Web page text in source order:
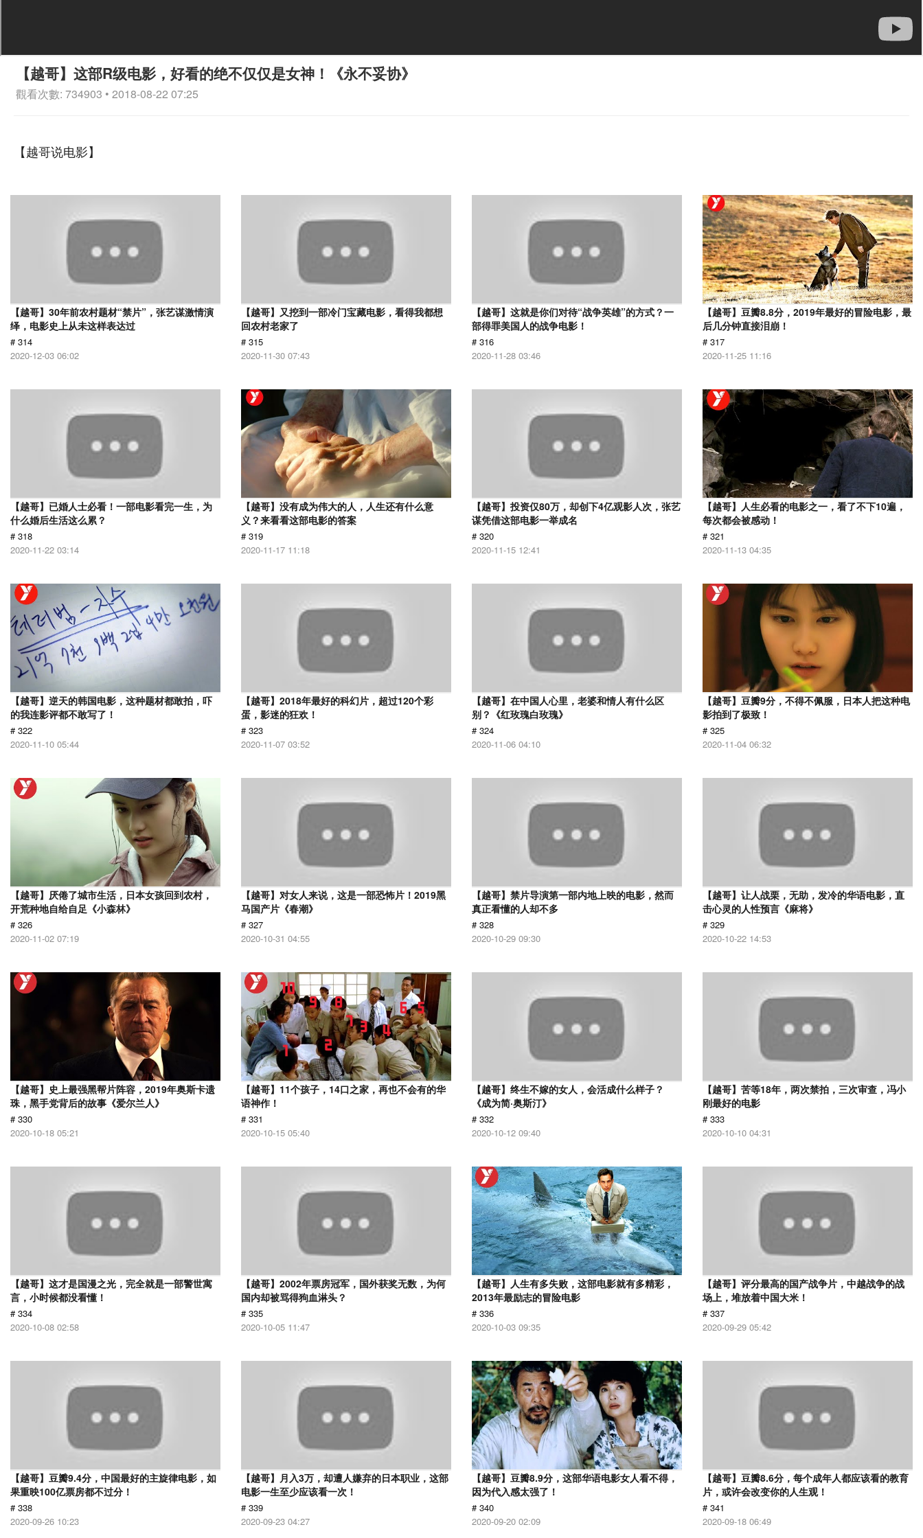
【越哥】这部R级电影，好看的绝不仅仅是女神！《永不妥协》
觀看次數: 734903 • 2018-08-22 07:25
【越哥说电影】
【越哥】30年前农村题材“禁片”，张艺谋激情演
绎，电影史上从未这样表达过
# 314
2020-12-03 06:02
【越哥】又挖到一部冷门宝藏电影，看得我都想
回农村老家了
# 315
2020-11-30 07:43
【越哥】这就是你们对待“战争英雄”的方式？一
部得罪美国人的战争电影！
# 316
2020-11-28 03:46
【越哥】豆瓣8.8分，2019年最好的冒险电影，最
后几分钟直接泪崩！
# 317
2020-11-25 11:16
【越哥】已婚人士必看！一部电影看完一生，为
什么婚后生活这么累？
# 318
2020-11-22 03:14
【越哥】没有成为伟大的人，人生还有什么意
义？来看看这部电影的答案
# 319
2020-11-17 11:18
【越哥】投资仅80万，却创下4亿观影人次，张艺
谋凭借这部电影一举成名
# 320
2020-11-15 12:41
【越哥】人生必看的电影之一，看了不下10遍，
每次都会被感动！
# 321
2020-11-13 04:35
【越哥】逆天的韩国电影，这种题材都敢拍，吓
的我连影评都不敢写了！
# 322
2020-11-10 05:44
【越哥】2018年最好的科幻片，超过120个彩
蛋，影迷的狂欢！
# 323
2020-11-07 03:52
【越哥】在中国人心里，老婆和情人有什么区
别？《红玫瑰白玫瑰》
# 324
2020-11-06 04:10
【越哥】豆瓣9分，不得不佩服，日本人把这种电
影拍到了极致！
# 325
2020-11-04 06:32
【越哥】厌倦了城市生活，日本女孩回到农村，
开荒种地自给自足《小森林》
# 326
2020-11-02 07:19
【越哥】对女人来说，这是一部恐怖片！2019黑
马国产片《春潮》
# 327
2020-10-31 04:55
【越哥】禁片导演第一部内地上映的电影，然而
真正看懂的人却不多
# 328
2020-10-29 09:30
【越哥】让人战栗，无助，发冷的华语电影，直
击心灵的人性预言《麻将》
# 329
2020-10-22 14:53
【越哥】史上最强黑帮片阵容，2019年奥斯卡遗
珠，黑手党背后的故事《爱尔兰人》
# 330
2020-10-18 05:21
【越哥】11个孩子，14口之家，再也不会有的华
语神作！
# 331
2020-10-15 05:40
【越哥】终生不嫁的女人，会活成什么样子？
《成为简·奥斯汀》
# 332
2020-10-12 09:40
【越哥】苦等18年，两次禁拍，三次审查，冯小
刚最好的电影
# 333
2020-10-10 04:31
【越哥】这才是国漫之光，完全就是一部警世寓
言，小时候都没看懂！
# 334
2020-10-08 02:58
【越哥】2002年票房冠军，国外获奖无数，为何
国内却被骂得狗血淋头？
# 335
2020-10-05 11:47
【越哥】人生有多失败，这部电影就有多精彩，
2013年最励志的冒险电影
# 336
2020-10-03 09:35
【越哥】评分最高的国产战争片，中越战争的战
场上，堆放着中国大米！
# 337
2020-09-29 05:42
【越哥】豆瓣9.4分，中国最好的主旋律电影，如
果重映100亿票房都不过分！
# 338
2020-09-26 10:23
【越哥】月入3万，却遭人嫌弃的日本职业，这部
电影一生至少应该看一次！
# 339
2020-09-23 04:27
【越哥】豆瓣8.9分，这部华语电影女人看不得，
因为代入感太强了！
# 340
2020-09-20 02:09
【越哥】豆瓣8.6分，每个成年人都应该看的教育
片，或许会改变你的人生观！
# 341
2020-09-18 06:49